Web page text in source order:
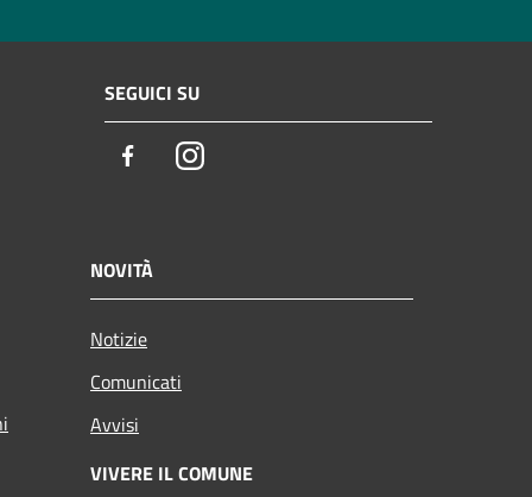
SEGUICI SU
FacebookInstagram
NOVITÀ
Notizie
Comunicati
Avvisi
VIVERE IL COMUNE